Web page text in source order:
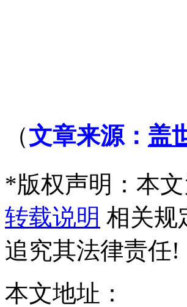
（文章来源： 盖
*版权声明：本
转载说明 相关规
追究其法律责任!
本文地址：